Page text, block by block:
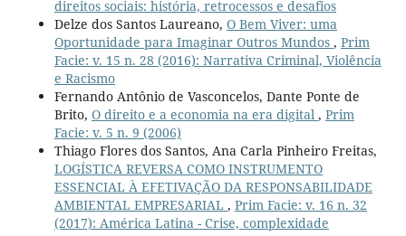
direitos sociais: história, retrocessos e desafios
Delze dos Santos Laureano, O Bem Viver: uma
Oportunidade para Imaginar Outros Mundos , Prim
Facie: v. 15 n. 28 (2016): Narrativa Criminal, Violência
e Racismo
Fernando Antônio de Vasconcelos, Dante Ponte de
Brito, O direito e a economia na era digital , Prim
Facie: v. 5 n. 9 (2006)
Thiago Flores dos Santos, Ana Carla Pinheiro Freitas,
LOGÍSTICA REVERSA COMO INSTRUMENTO
ESSENCIAL À EFETIVAÇÃO DA RESPONSABILIDADE
AMBIENTAL EMPRESARIAL , Prim Facie: v. 16 n. 32
(2017): América Latina - Crise, complexidade